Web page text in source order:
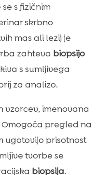
s fizičnim
skrbno
mas ali lezij je
zahteva biopsijo
s sumljivega
za analizo.
vzorcev, imenovana
pregled na
ugotovijo prisotnost
tvorbe se
biopsija.